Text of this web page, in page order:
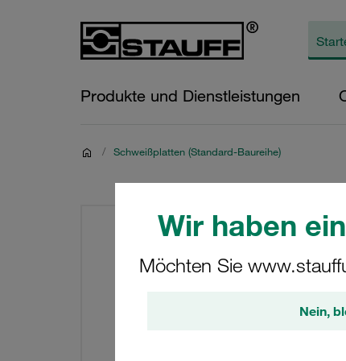
Wir haben
Möchten Sie
Nein,
Produkte und Dienstleistungen
/ Schweißplatten (Standard-Baureihe)